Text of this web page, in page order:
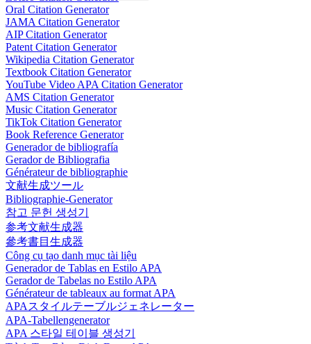
Oral Citation Generator
JAMA Citation Generator
AIP Citation Generator
Patent Citation Generator
Wikipedia Citation Generator
Textbook Citation Generator
YouTube Video APA Citation Generator
AMS Citation Generator
Music Citation Generator
TikTok Citation Generator
Book Reference Generator
Generador de bibliografía
Gerador de Bibliografia
Générateur de bibliographie
文献生成ツール
Bibliographie-Generator
참고 문헌 생성기
参考文献生成器
參考書目生成器
Công cụ tạo danh mục tài liệu
Generador de Tablas en Estilo APA
Gerador de Tabelas no Estilo APA
Générateur de tableaux au format APA
APAスタイルテーブルジェネレーター
APA-Tabellengenerator
APA 스타일 테이블 생성기